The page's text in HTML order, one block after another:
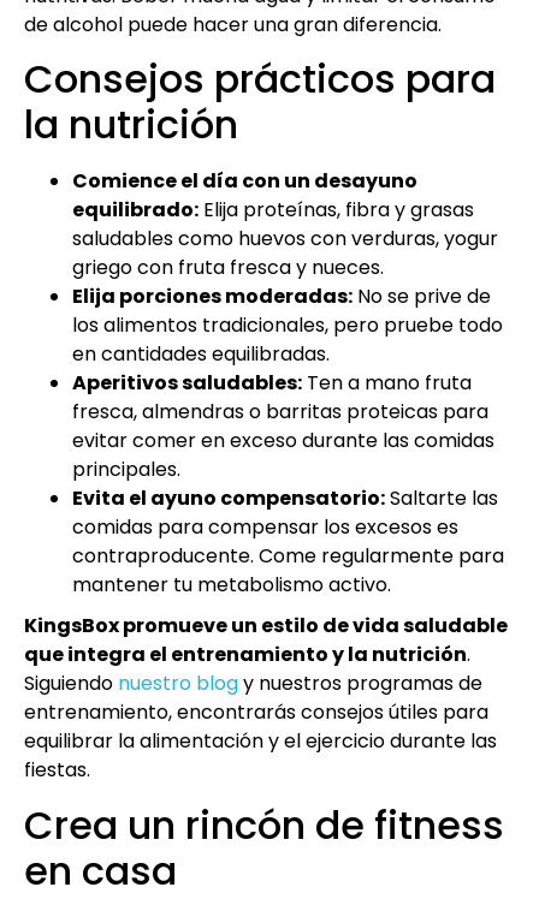
de alcohol puede hacer una gran diferencia.
Consejos prácticos para
la nutrición
Comience el día con un desayuno
equilibrado: Elija proteínas, fibra y grasas
saludables como huevos con verduras, yogur
griego con fruta fresca y nueces.
Elija porciones moderadas: No se prive de
los alimentos tradicionales, pero pruebe todo
en cantidades equilibradas.
Aperitivos saludables: Ten a mano fruta
fresca, almendras o barritas proteicas para
evitar comer en exceso durante las comidas
principales.
Evita el ayuno compensatorio:Saltarte las
comidas para compensar los excesos es
contraproducente. Come regularmente para
mantener tu metabolismo activo.
KingsBox promueve un estilo de vida saludable
que integra el entrenamiento y la nutrición.
Siguiendo nuestro blogy nuestros programas de
entrenamiento, encontrarás consejos útiles para
equilibrar la alimentación y el ejercicio durante las
fiestas.
Crea un rincón de fitness
en casa